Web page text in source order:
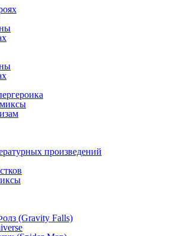
произведений
(Gravity Falls)